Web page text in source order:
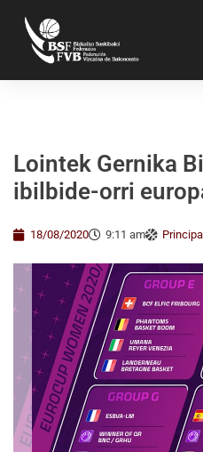
Lointek Gernika
ibilbide-orri
18/08/2020 9:11 am